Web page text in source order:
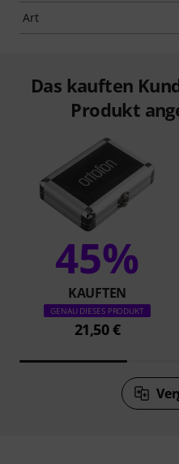
Art
Das kauften
Produkt
45%
KAUFTEN
GENAU DIESES PRODUKT
21,50 €